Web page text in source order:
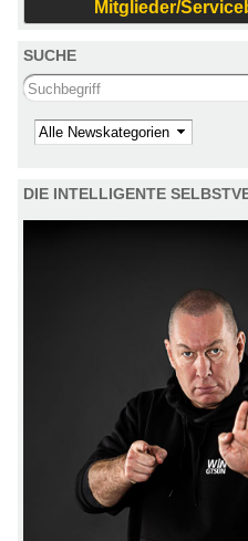
Mitglieder/
SUCHE
Search this site
Kategorie
DIE INTELLIGENTE